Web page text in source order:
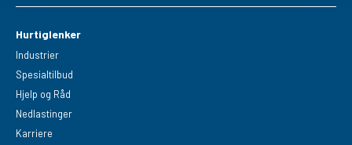
Hurtiglenker
Industrier
Spesialtilbud
Hjelp og Råd
Nedlastinger
Karriere